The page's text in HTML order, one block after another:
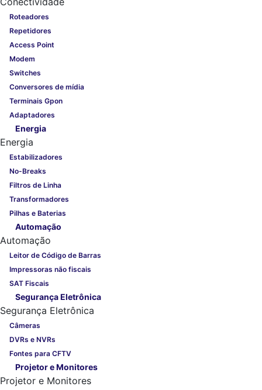
Roteadores
Repetidores
Access Point
Modem
Switches
Conversores de mídia
Terminais Gpon
Adaptadores
Energia
Energia
Estabilizadores
No-Breaks
Filtros de Linha
Transformadores
Pilhas e Baterias
Automação
Automação
Leitor de Código de Barras
Impressoras não fiscais
SAT Fiscais
Segurança Eletrônica
Segurança Eletrônica
Câmeras
DVRs e NVRs
Fontes para CFTV
Projetor e Monitores
Projetor e Monitores